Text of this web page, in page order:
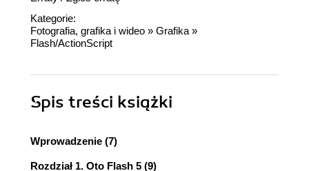
Kategorie:
Fotografia, grafika i wideo » Grafika»
Flash/ActionScript
Spis treści książki
Wprowadzenie (7)
Rozdział 1. Oto Flash 5 (9)